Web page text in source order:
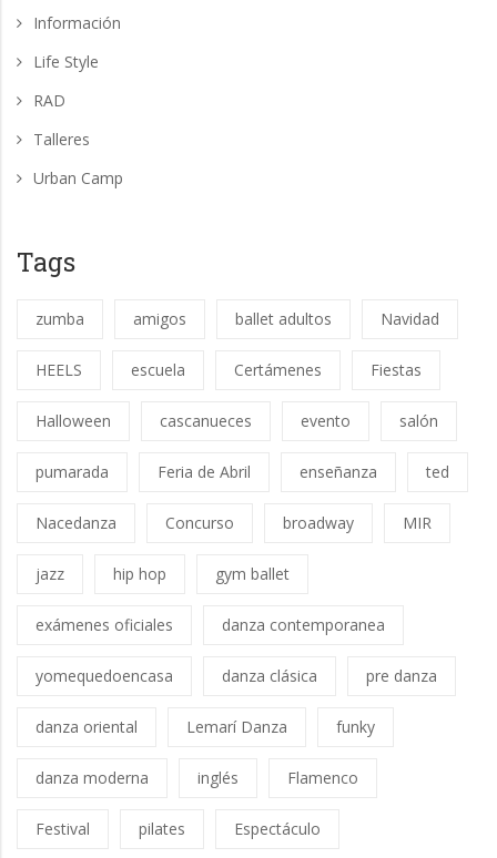
Información
Life Style
RAD
Talleres
Urban Camp
Tags
zumba amigos ballet adultos Navidad
HEELS escuela Certámenes Fiestas
Halloween cascanueces evento salón
pumarada Feria de Abril enseñanza ted
Nacedanza Concurso broadway MIR
jazz hip hop gym ballet
exámenes oficiales danza contemporanea
yomequedoencasa danza clásica pre danza
danza oriental Lemarí Danza funky
danza moderna inglés Flamenco
Festival pilates Espectáculo